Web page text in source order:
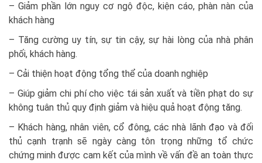
– Giảm phần lớn nguy cơ ngộ độc, kiện cáo, phàn nàn của
khách hàng
– Tăng cường uy tín, sự tin cậy, sự hài lòng của nhà phân
phối, khách hàng.
– Cải thiện hoạt động tổng thể của doanh nghiệp
– Giúp giảm chi phí cho việc tái sản xuất và tiền phạt do sự
không tuân thủ quy định giảm và hiệu quả hoạt động tăng.
– Khách hàng, nhân viên, cổ đông, các nhà lãnh đạo và đối
thủ cạnh trạnh sẽ ngày càng tôn trọng những tổ chức
chứng minh được cam kết của mình về vấn đề an toàn thực